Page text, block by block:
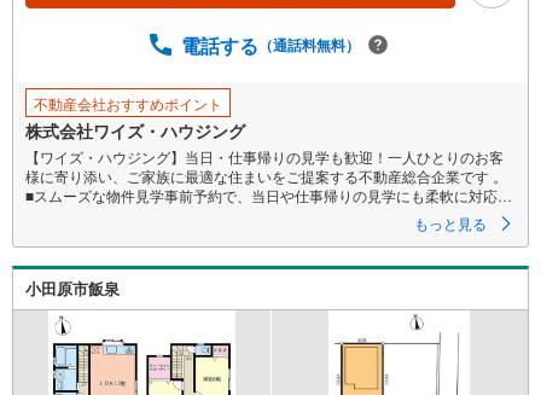
す
る
電話する （通話料無料）
不動産会社おすすめポイント
株式会社ワイズ・ハウジング
【ワイズ・ハウジング】当日・仕事帰りの見学も歓迎！一人ひとりのお客
様に寄り添い、ご家族に最適な住まいをご提案する不動産総合企業です 。
■スムーズな物件見学事前予約で、当日や仕事帰りの見学にも柔軟に対応い
たします。現地や店舗での待ち合わせ、最寄駅・周辺施設での合流、ご
※鍵の手配が必要な場合や、居住中の物件は即日対応が難しい場合もござい
ます 。お早めにお問い合わせください。
■ネット非公開情報もご紹介事前にご希望の「広さ・価格・エリア」や住み
替えのきっかけをお聞かせいただければ、ネット掲載不可の限定情報
や、新規公開予定の物件資料も併せてご用意いたします。
■安心の資金計画・売却サポート将来の金銭的な不安には、提携ファイナン
シャルプランナー（FP）がライフプランに合わせた資金計画をお答えし
ます 。また、購入だけでなく、将来の住み替えやご売却の相談まで長期的
もっと見る
小田原市飯泉